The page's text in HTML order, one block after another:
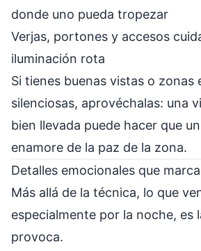
donde uno pueda tropezar
Verjas, portones y accesos
iluminación rota
Si tienes buenas vistas o zonas
silenciosas, aprovéchalas: una
bien llevada puede hacer que
enamore de la paz de la zona.
Detalles emocionales que
Más allá de la técnica, lo que
especialmente por la noche, es
provoca.